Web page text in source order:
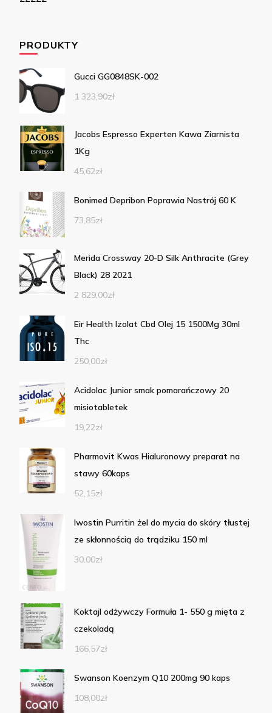
PRODUKTY
Gucci GG0848SK-002
1 323,90zł
Jacobs Espresso Experten Kawa Ziarnista
1Kg
45,62zł
Bonimed Depribon Poprawia Nastrój 60 K
73,85zł
Merida Crossway 20-D Silk Anthracite (Grey
Black) 28 2021
2 829,00zł
Eir Health Izolat Cbd Olej 15 1500Mg 30ml
Thc
250,00zł
Acidolac Junior smak pomarańczowy 20
misiotabletek
19,22zł
Pharmovit Kwas Hialuronowy preparat na
stawy 60kaps
52,15zł
Iwostin Purritin żel do mycia do skóry tłustej
ze skłonnością do trądziku 150 ml
30,00zł
Koktajl odżywczy Formuła 1- 550 g mięta z
czekoladą
166,57zł
Swanson Koenzym Q10 200mg 90 kaps
108,00zł